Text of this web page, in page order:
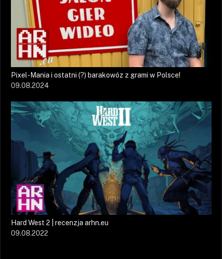
Pixel-Mania i ostatni (?) barakowóz z grami w Polsce!
09.08.2024
Hard West 2 | recenzja arhn.eu
09.08.2022